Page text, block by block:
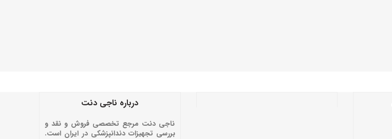
درباره ناجی دنت
ناجی دنت مرجع تخصصی فروش و نقد و
بررسی تجهیزات دندانپزشکی در ایران است.